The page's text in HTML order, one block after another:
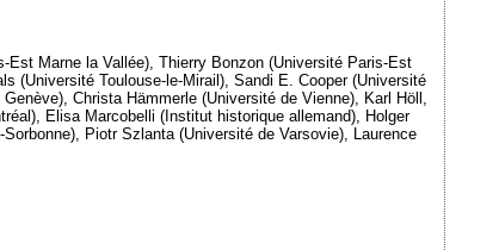
Marne la Vallée), Thierry Bonzon (Université Paris-Est
(Université Toulouse-le-Mirail), Sandi E. Cooper (Université
Christa Hämmerle (Université de Vienne), Karl Höll,
Elisa Marcobelli (Institut historique allemand), Holger
Piotr Szlanta (Université de Varsovie), Laurence